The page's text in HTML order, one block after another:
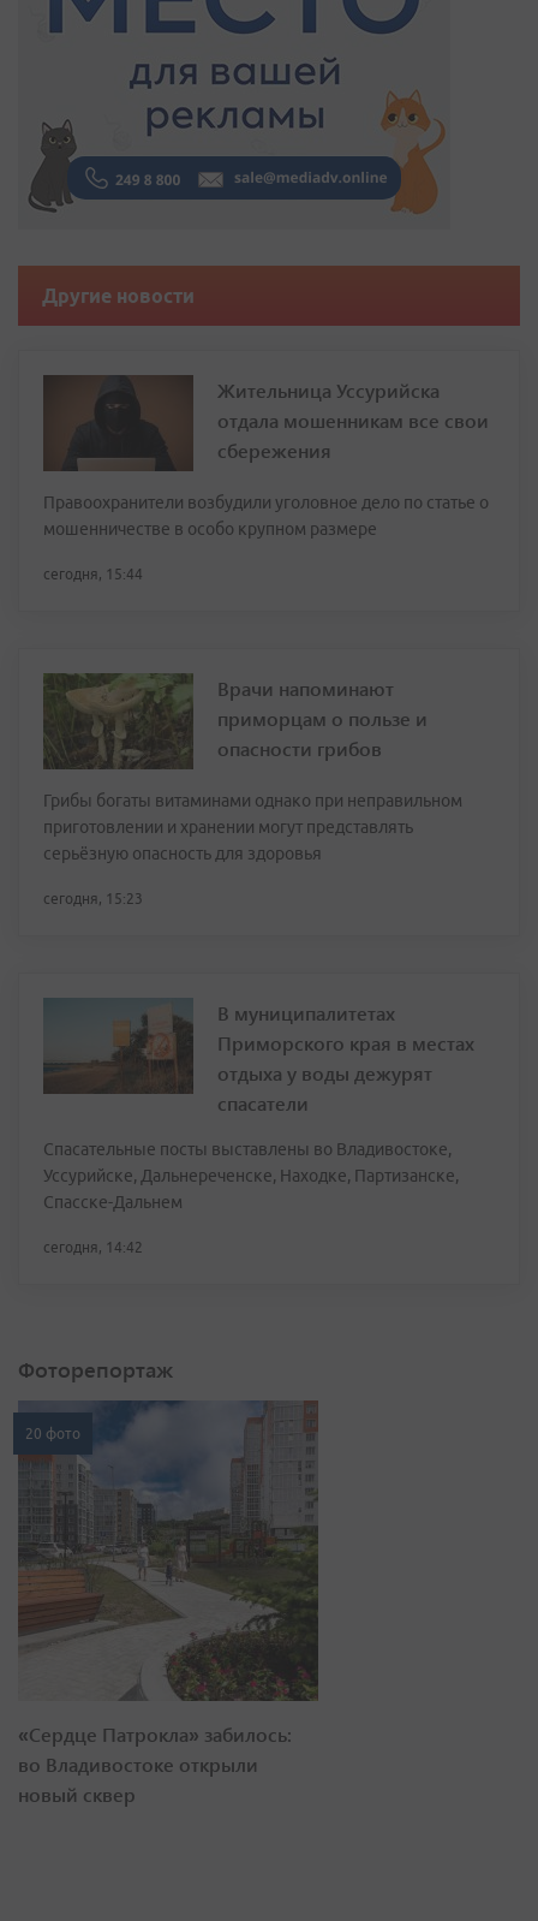
Другие новости
Жительница Уссурийска
отдала мошенникам все свои
сбережения
Правоохранители возбудили уголовное дело по статье о
мошенничестве в особо крупном размере
сегодня, 15:44
Врачи напоминают
приморцам о пользе и
опасности грибов
Грибы богаты витаминами однако при неправильном
приготовлении и хранении могут представлять
серьёзную опасность для здоровья
сегодня, 15:23
В муниципалитетах
Приморского края в местах
отдыха у воды дежурят
спасатели
Спасательные посты выставлены во Владивостоке,
Уссурийске, Дальнереченске, Находке, Партизанске,
Спасске-Дальнем
сегодня, 14:42
Фоторепортаж
20 фото
«Сердце Патрокла» забилось:
во Владивостоке открыли
новый сквер